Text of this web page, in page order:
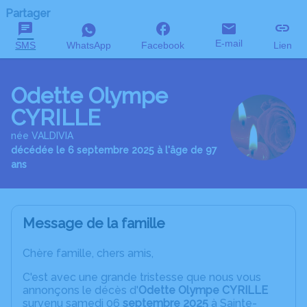
Partager
SMS WhatsApp Facebook E-mail Lien
Odette Olympe
CYRILLE
née VALDIVIA
décédée le 6 septembre 2025 à l'âge de 97
ans
Message de la famille
Chère famille, chers amis,
C'est avec une grande tristesse que nous vous
annonçons le décès d'Odette Olympe CYRILLE
survenu samedi 06 septembre 2025 à Sainte-